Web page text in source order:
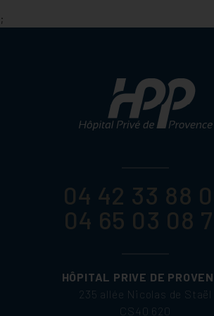
;
04 42 33 88
04 65 03 08
HÔPITAL PRIVE DE
235 allée Nicolas de Staël
CS40 620